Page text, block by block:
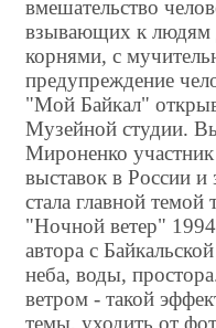
вмешательство
взывающих к людям
корнями, с
предупреждение
"Мой Байкал"
Музейной студии.
Мироненко
выставок в России
стала главной
"Ночной ветер"
автора с
неба, воды,
ветром - такой